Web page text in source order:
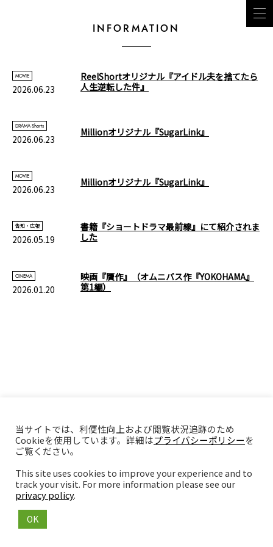
INFORMATION
MOVIE
2026.06.23
ReelShortオリジナル『アイドル夫を捨てたら
人生逆転した件』
DRAMA Shorts
2026.06.23
Millionオリジナル『SugarLink』
MOVIE
2026.06.23
Millionオリジナル『SugarLink』
告知・広報
2026.05.19
書籍『ショートドラマ最前線』にて紹介されま
した
CINEMA
2026.01.20
映画『贋作』（オムニバス作『YOKOHAMA』
第1編）
当サイトでは、利便性向上および閲覧状況追跡のため
Cookieを使用しています。詳細はプライバシーポリシーを
ご覧ください。
This site uses cookies to improve your experience and to
track your visit. For more information please see our
privacy policy.
OK